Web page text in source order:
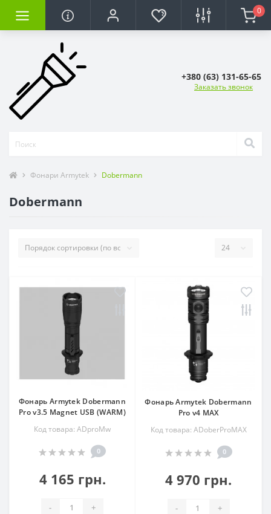
0
+380 (63) 131-65-65
Заказать звонок
Фонари Armytek Dobermann
Dobermann
Фонарь Armytek Dobermann
Pro v3.5 Magnet USB (WARM)
Код товара: ADproMw
0
4 165 грн.
- +
Фонарь Armytek Dobermann
Pro v4 MAX
Код товара: ADoberProMAX
0
4 970 грн.
- +